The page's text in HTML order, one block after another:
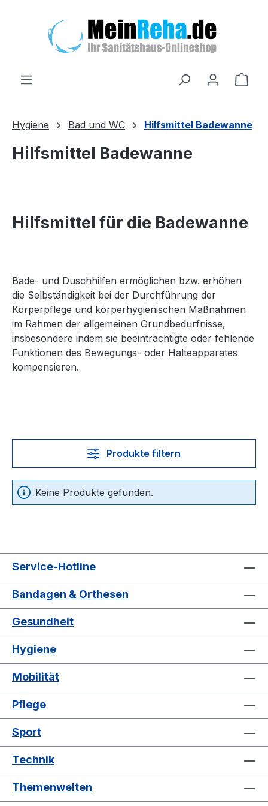
Hygiene Bad und WC Hilfsmittel Badewanne
Hilfsmittel Badewanne
Hilfsmittel für die Badewanne
Bade- und Duschhilfen ermöglichen bzw. erhöhen
die Selbständigkeit bei der Durchführung der
Körperpflege und körperhygienischen Maßnahmen
im Rahmen der allgemeinen Grundbedürfnisse,
insbesondere indem sie beeinträchtigte oder fehlende
Funktionen des Bewegungs- oder Halteapparates
kompensieren.
Produkte filtern
Keine Produkte gefunden.
Service-Hotline
Bandagen & Orthesen
Gesundheit
Hygiene
Mobilität
Pflege
Sport
Technik
Themenwelten